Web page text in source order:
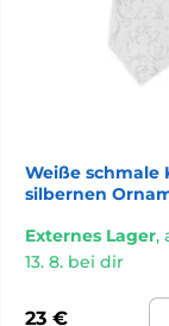
Weiße schmale
silbernen
Externes Lager,
13. 8. bei dir
23 €